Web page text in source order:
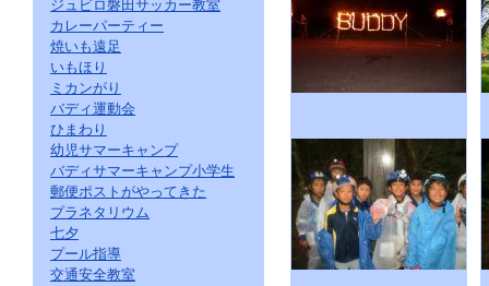
ジュビロ磐田サッカー教室
カレーパーティー
焼いも遠足
いもほり
ミカンがり
バディ運動会
ひまわり
幼児サマーキャンプ
バディサマーキャンプ小学生
郵便ポストがやってきた
プラネタリウム
七夕
プール指導
交通安全教室